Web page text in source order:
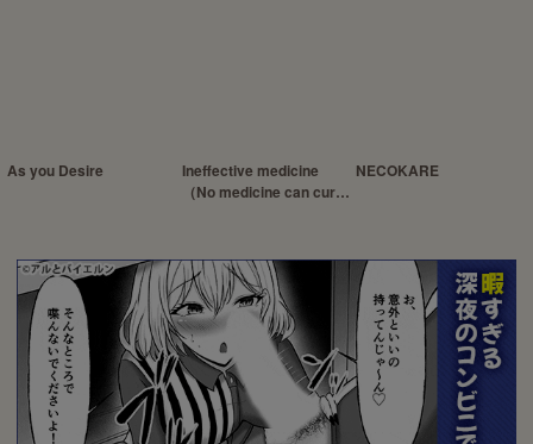
As you Desire
Ineffective medicine
（No medicine can cure
NECOKARE